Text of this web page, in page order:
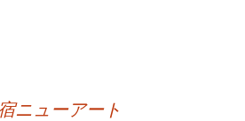
ニューアート